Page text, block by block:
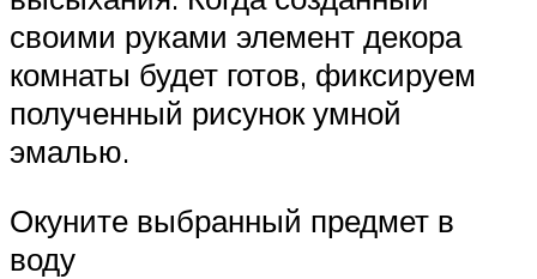
своими руками элемент декора
комнаты будет готов, фиксируем
полученный рисунок умной
эмалью.
Окуните выбранный предмет в
воду